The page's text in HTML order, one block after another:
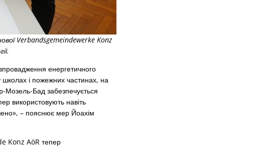
Verbandsgemeindewerke Konz
енергетичного
школах і пожежних частинах, на
Мозель-Бад забезпечується
використовують навіть
– пояснює мер Йоахім
Konz AöR тепер